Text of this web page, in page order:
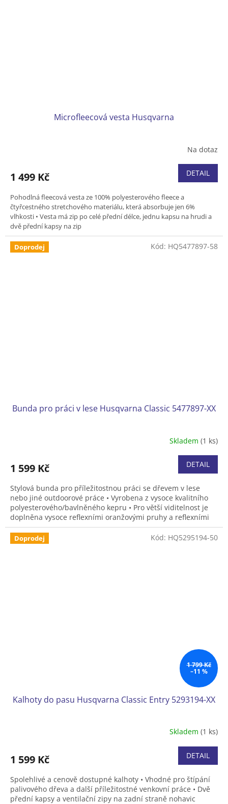
Microfleecová vesta Husqvarna
Na dotaz
1 499 Kč DETAIL
Pohodlná fleecová vesta ze 100% polyesterového fleece a
čtyřcestného stretchového materiálu, která absorbuje jen 6%
vlhkosti • Vesta má zip po celé přední délce, jednu kapsu na hrudi a
dvě přední kapsy na zip
Doprodej
Bunda pro práci v lese Husqvarna Classic 5477897-XX
Skladem (1 ks)
1 599 Kč DETAIL
Stylová bunda pro příležitostnou práci se dřevem v lese
nebo jiné outdoorové práce • Vyrobena z vysoce kvalitního
polyesterového/bavlněného kepru • Pro větší viditelnost je
doplněna vysoce reflexními oranžovými pruhy a reflexními
logy. • Má dvě přední kapsy a kapsu na hrudi • V bundě se
vám bude pracovat pohodlně a bezpečně, díky vyjímečné
viditelnosti. • Velikosti S, M, L, XL a XXL
Kód: HQ5477897-58
Doprodej
1 799 Kč
–11 %
Kalhoty do pasu Husqvarna Classic Entry 5293194-XX
Skladem (1 ks)
1 599 Kč DETAIL
Spolehlivé a cenově dostupné kalhoty • Vhodné pro štípání
palivového dřeva a další příležitostné venkovní práce • Dvě
přední kapsy a ventilační zipy na zadní straně nohavic
Kód: HQ5295194-50